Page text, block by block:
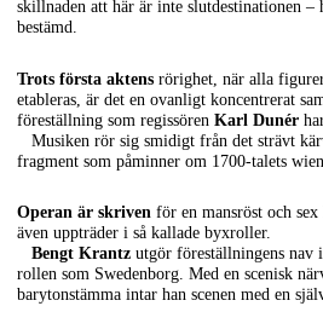
skillnaden att här är inte slutdestinationen –
bestämd.
Trots första aktens rörighet, när alla
etableras, är det en ovanligt koncentrerat
föreställning som regissören Karl Dunér
Musiken rör sig smidigt från det strävt
fragment som påminner om 1700-talets
Operan är skriven för en mansröst och
även uppträder i så kallade byxroller.
Bengt Krantz utgör föreställningens nav
rollen som Swedenborg. Med en scenisk
barytonstämma intar han scenen med en